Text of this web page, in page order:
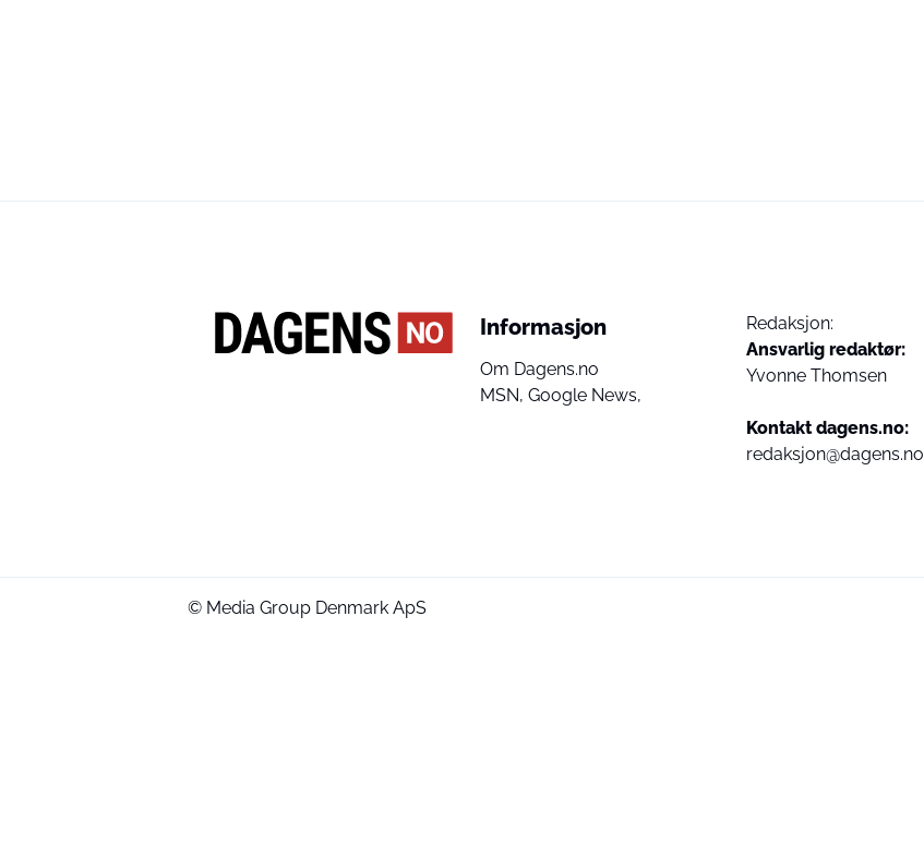
Informasjon
Om Dagens.no
MSN, Google News,
Redaksjon:
Ansvarlig redaktør:
Yvonne Thomsen
Kontakt dagens.no:
redaksjon@dagens.no
© Media Group Denmark ApS